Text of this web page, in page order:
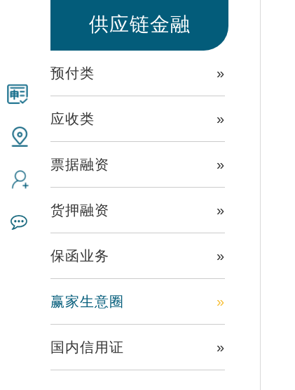
供应链金融
预付类 »
应收类 »
票据融资 »
货押融资 »
保函业务 »
赢家生意圈 »
国内信用证 »